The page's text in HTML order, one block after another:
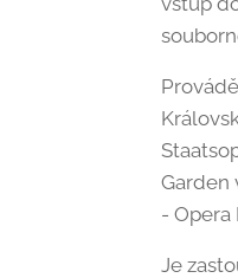
Garden
- Opera
Je